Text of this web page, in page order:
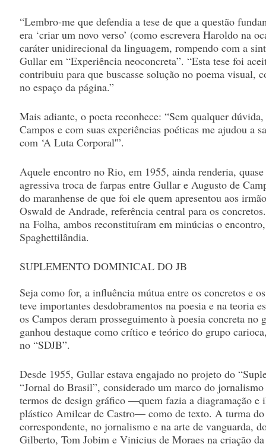
“Lembro-me que defendia a tese de que a questão
era ‘criar um novo verso’ (como escrevera Haroldo na
caráter unidirecional da linguagem, rompendo com a
Gullar em “Experiência neoconcreta”. “Esta tese foi
contribuiu para que buscasse solução no poema visual,
no espaço da página.”
Mais adiante, o poeta reconhece: “Sem qualquer
Campos e com suas experiências poéticas me ajudou a
com ‘A Luta Corporal'”.
Aquele encontro no Rio, em 1955, ainda renderia,
agressiva troca de farpas entre Gullar e Augusto de
do maranhense de que foi ele quem apresentou aos
Oswald de Andrade, referência central para os
na Folha, ambos reconstituíram em minúcias o
Spaghettilândia.
SUPLEMENTO DOMINICAL DO JB
Seja como for, a influência mútua entre os concretos e
teve importantes desdobramentos na poesia e na teoria
os Campos deram prosseguimento à poesia concreta
ganhou destaque como crítico e teórico do grupo
no “SDJB”.
Desde 1955, Gullar estava engajado no projeto do
“Jornal do Brasil”, considerado um marco do
termos de design gráfico —quem fazia a diagramação e
plástico Amilcar de Castro— como de texto. A turma do
correspondente, no jornalismo e na arte de vanguarda,
Gilberto, Tom Jobim e Vinicius de Moraes na criação